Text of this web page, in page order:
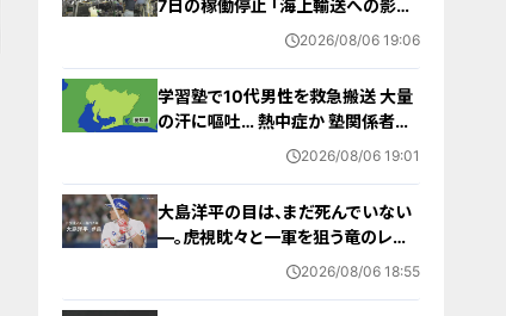
7日の稼働停止 ｢海上輸送への影響
を踏まえ判断｣ 夏季連休明けの17日
2026/08/06 19:06
学習塾で10代男性を救急搬送 大量
の汗に嘔吐… 熱中症か 塾関係者が
消防に通報 名古屋 2026/08/06 19:01
大島洋平の目は、まだ死んでいない
―。虎視眈々と一軍を狙う竜のレジ
ェンドが明かした現状とドラゴンズ
2026/08/06 18:55